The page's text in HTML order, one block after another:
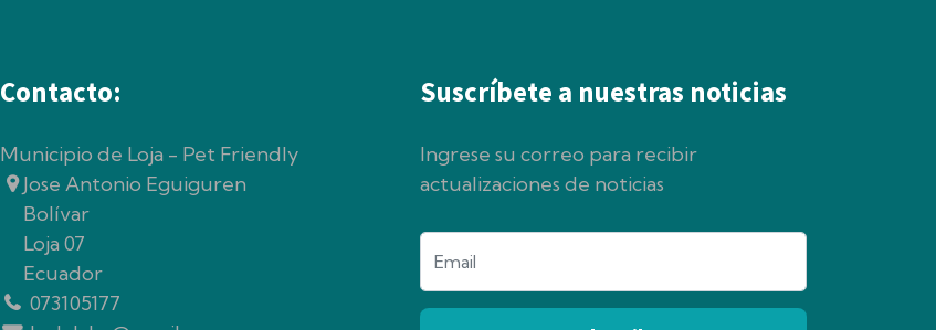
Contacto:
Municipio de Loja - Pet Friendly
Jose Antonio Eguiguren
Bolívar
Loja 07
Ecuador
073105177
Suscríbete a nuestras noticias
Ingrese su correo para recibir
actualizaciones de noticias